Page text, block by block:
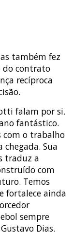
também fez
do contrato
recíproca
falam por si.
fantástico.
com o trabalho
chegada. Sua
traduz a
com
Temos
fortalece ainda
sempre
Dias.